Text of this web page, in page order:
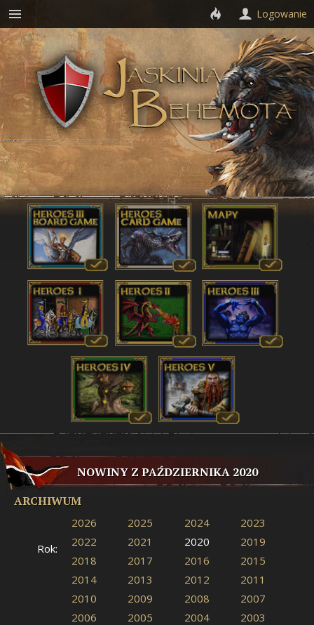
NOWINY Z PAŹDZIERNIKA 2020
ARCHIWUM
2026 2025 2024
2023
2022
2021 2020
2019
2018
2017 2016
2015
2014
2013 2012
2011
2010
2009 2008
2007
2006
2005 2004
2003
Rok:
Logowanie